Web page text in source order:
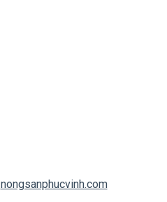
nongsanphucvinh.com